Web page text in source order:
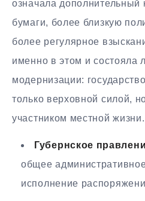
означала дополнительный
бумаги, более близкую
более регулярное
именно в этом и состояла
модернизации:
только верховной силой,
участником местной жизни.
Губернское
общее
исполнение